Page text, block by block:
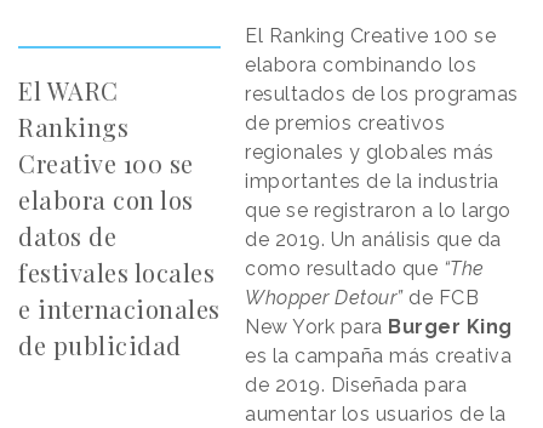
El WARC
Rankings
Creative 100 se
elabora con los
datos de
festivales locales
e internacionales
de publicidad
El Ranking Creative 100 se
elabora combinando los
resultados de los programas
de premios creativos
regionales y globales más
importantes de la industria
que se registraron a lo largo
de 2019. Un análisis que da
como resultado que “The
Whopper Detour” de FCB
New York para Burger King
es la campaña más creativa
de 2019. Diseñada para
aumentar los usuarios de la